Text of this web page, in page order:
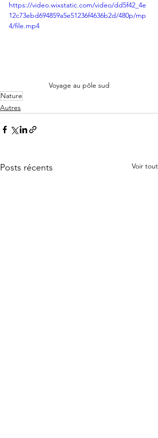
https://video.wixstatic.com/video/dd5f42_4e
12c73ebd694859a5e51236f4636b2d/480p/mp
4/file.mp4
Voyage au pôle sud
Nature
Autres
Posts récents Voir tout